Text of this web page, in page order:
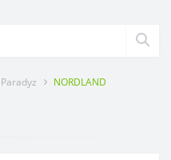
Paradyz NORDLAND